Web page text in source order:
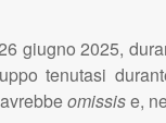
giugno 2025,
tenutasi
omissise,